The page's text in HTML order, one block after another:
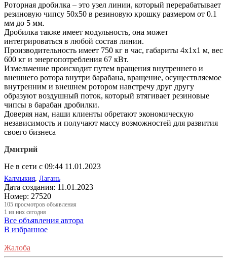
Роторная дробилка – это узел линии, который перерабатывает
резиновую чипсу 50х50 в резиновую крошку размером от 0.1
мм до 5 мм.
Дробилка также имеет модульность, она может
интегрироваться в любой состав линии.
Производительность имеет 750 кг в час, габариты 4х1х1 м, вес
600 кг и энергопотребления 67 кВт.
Измельчение происходит путем вращения внутреннего и
внешнего ротора внутри барабана, вращение, осуществляемое
внутренним и внешнем ротором навстречу друг другу
образуют воздушный поток, который втягивает резиновые
чипсы в барабан дробилки.
Доверяя нам, наши клиенты обретают экономическую
независимость и получают массу возможностей для развития
своего бизнеса
Дмитрий
Не в сети с 09:44 11.01.2023
Калмыкия, Лагань
Дата создания: 11.01.2023
Номер: 27520
105 просмотров объявления
1 из них сегодня
Все объявления автора
В избранное
Жалоба